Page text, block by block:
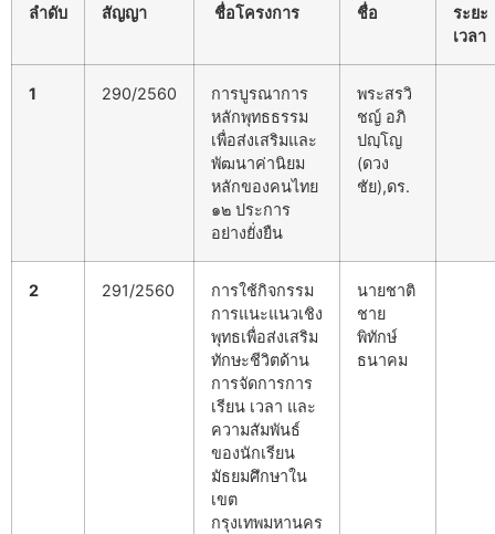
ลำดับ สัญญา ชื่อโครงการ ชื่อ
ระยะ
เวลา
1 290/2560
การบูรณาการ
หลักพุทธธรรม
เพื่อส่งเสริมและ
พัฒนาค่านิยม
หลักของคนไทย
๑๒ ประการ
อย่างยั่งยืน
พระสรวิ
ชญ์ อภิ
ปญฺโญ
(ดวง
ชัย),ดร.
2 291/2560
การใช้กิจกรรม
การแนะแนวเชิง
พุทธเพื่อส่งเสริม
ทักษะชีวิตด้าน
การจัดการการ
เรียน เวลา และ
ความสัมพันธ์
ของนักเรียน
มัธยมศึกษาใน
เขต
กรุงเทพมหานคร
นายชาติ
ชาย
พิทักษ์
ธนาคม